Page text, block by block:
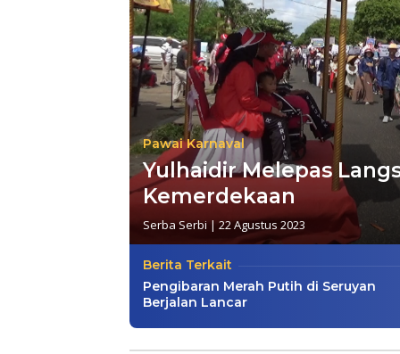
Pawai Karnaval
Yulhaidir Melepas
Kemerdekaan
Serba Serbi|22 Agustus 2023
Berita Terkait
Pengibaran Merah Putih di Seruyan
Berjalan Lancar